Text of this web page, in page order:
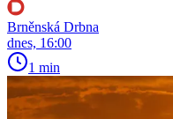
Brněnská Drbna
dnes, 16:00
1 min